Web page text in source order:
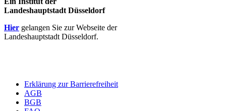
Landeshauptstadt Düsseldorf
Hier gelangen Sie zur Webseite der
Landeshauptstadt Düsseldorf.
Erklärung zur Barrierefreiheit
AGB
BGB